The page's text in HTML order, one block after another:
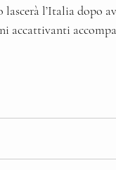
lascerà l’Italia dopo
accattivanti